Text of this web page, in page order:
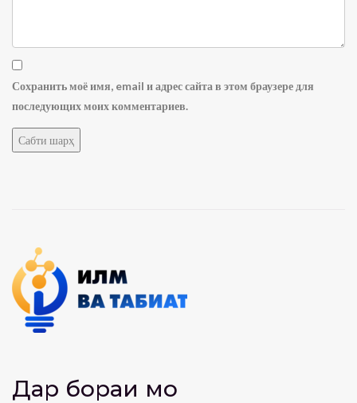
Сохранить моё имя, email и адрес сайта в этом браузере для
последующих моих комментариев.
Дар бораи мо